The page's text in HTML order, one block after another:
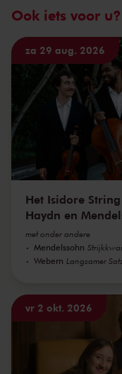
Ook iets voor u?
za 29 aug. 2026
Het Isidore
Haydn en
met onder andere
Mendelssohn
Webern Langsamer
vr 2 okt. 2026